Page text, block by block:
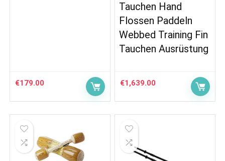
€179.00
Tauchen Hand
Flossen Paddeln
Webbed Training Fin
Tauchen Ausrüstung
€1,639.00